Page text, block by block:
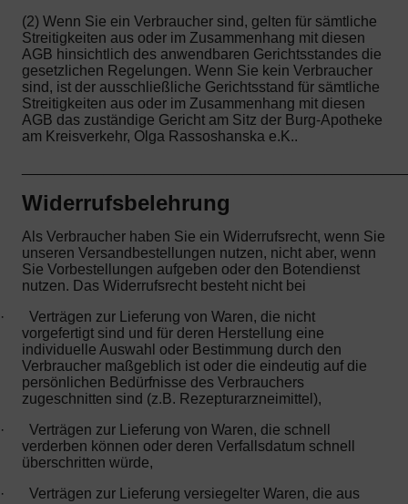
(2) Wenn Sie ein Verbraucher sind, gelten für sämtliche
Streitigkeiten aus oder im Zusammenhang mit diesen
AGB hinsichtlich des anwendbaren Gerichtsstandes die
gesetzlichen Regelungen. Wenn Sie kein Verbraucher
sind, ist der ausschließliche Gerichtsstand für sämtliche
Streitigkeiten aus oder im Zusammenhang mit diesen
AGB das zuständige Gericht am Sitz der Burg-Apotheke
am Kreisverkehr, Olga Rassoshanska e.K..
Widerrufsbelehrung
Als Verbraucher haben Sie ein Widerrufsrecht, wenn Sie
unseren Versandbestellungen nutzen, nicht aber, wenn
Sie Vorbestellungen aufgeben oder den Botendienst
nutzen. Das Widerrufsrecht besteht nicht bei
·
Verträgen zur Lieferung von Waren, die nicht
vorgefertigt sind und für deren Herstellung eine
individuelle Auswahl oder Bestimmung durch den
Verbraucher maßgeblich ist oder die eindeutig auf die
persönlichen Bedürfnisse des Verbrauchers
zugeschnitten sind (z.B. Rezepturarzneimittel),
·
Verträgen zur Lieferung von Waren, die schnell
verderben können oder deren Verfallsdatum schnell
überschritten würde,
·
Verträgen zur Lieferung versiegelter Waren, die aus